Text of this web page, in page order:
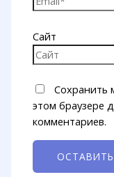
Сайт
Сохранить
этом браузере
комментариев.